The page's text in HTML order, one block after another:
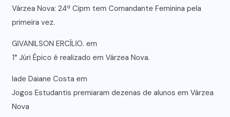
Várzea Nova: 24ª Cipm tem Comandante Feminina pela
primeira vez.
GIVANILSON ERCÍLIO. em
1° Júri Épico é realizado em Várzea Nova.
lade Daiane Costa em
Jogos Estudantis premiaram dezenas de alunos em Várzea
Nova